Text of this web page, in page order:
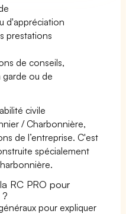
d'appréciation
prestations
de conseils,
ou de
civile
/ Charbonnière,
de l’entreprise. C'est
spécialement
RC PRO pour
pour expliquer